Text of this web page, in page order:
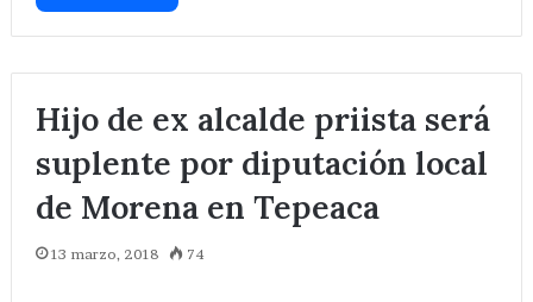
Hijo de ex alcalde priista será
suplente por diputación local
de Morena en Tepeaca
13 marzo, 2018 74